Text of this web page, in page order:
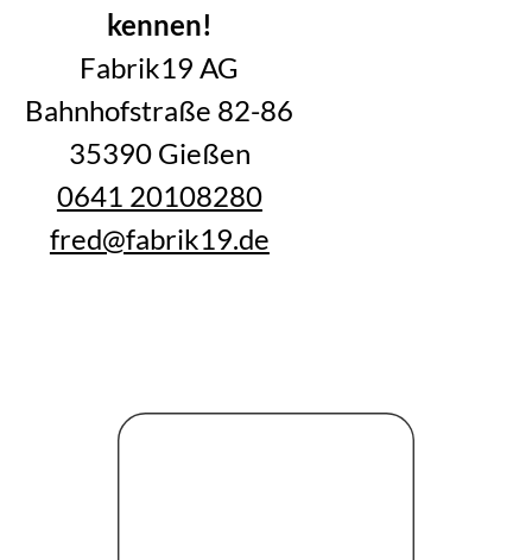
kennen!
Fabrik19 AG
Bahnhofstraße 82-86
35390 Gießen
0641 20108280
fred@fabrik19.de